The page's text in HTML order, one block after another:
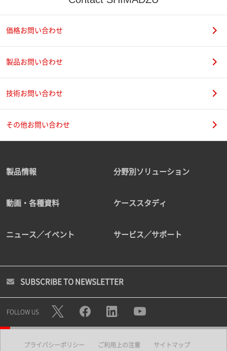
価格お問い合わせ
製品お問い合わせ
技術お問い合わせ
その他お問い合わせ
製品情報 分野別ソリューション
動画・各種資料 ケーススタディ
ニュース／イベント サービス／サポート
SUBSCRIBE TO NEWSLETTER
FOLLOW US
プライバシーポリシー ご利用上の注意 サイトマップ